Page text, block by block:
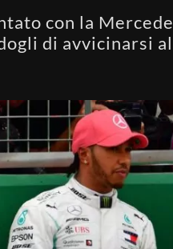
con la
di avvicinarsi